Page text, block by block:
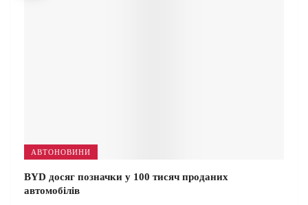
АВТОНОВИНИ
BYD досяг позначки у 100 тисяч проданих
автомобілів